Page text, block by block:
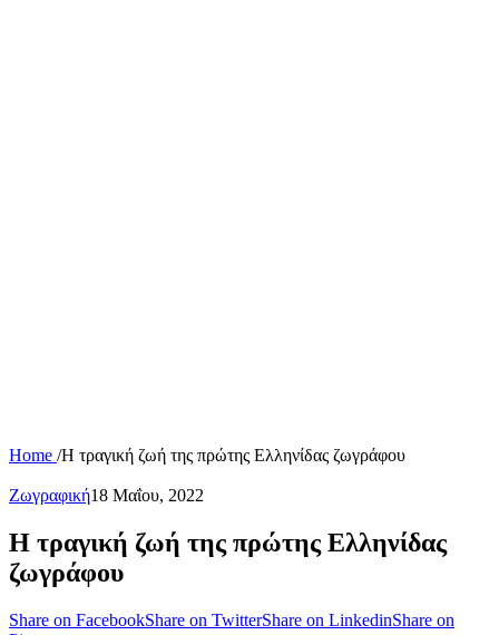
Home /Η τραγική ζωή της πρώτης Ελληνίδας ζωγράφου
Ζωγραφική18 Μαΐου, 2022
Η τραγική ζωή της πρώτης Ελληνίδας
ζωγράφου
Share on FacebookShare on TwitterShare on LinkedinShare on